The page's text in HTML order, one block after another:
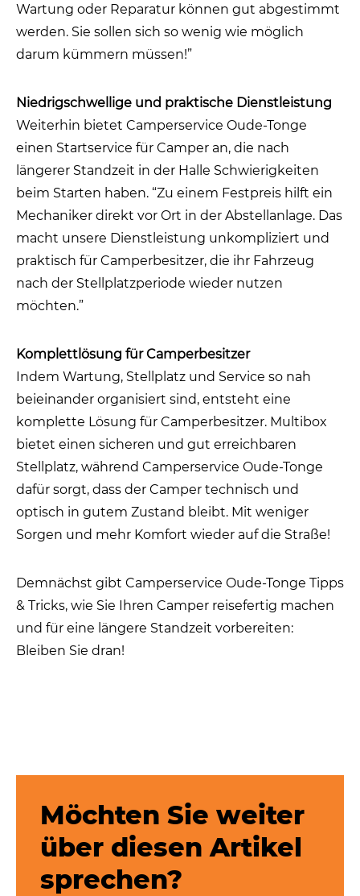
Wartung oder Reparatur können gut abgestimmt
werden. Sie sollen sich so wenig wie möglich
darum kümmern müssen!”
Niedrigschwellige und praktische Dienstleistung
Weiterhin bietet Camperservice Oude-Tonge
einen Startservice für Camper an, die nach
längerer Standzeit in der Halle Schwierigkeiten
beim Starten haben. “Zu einem Festpreis hilft ein
Mechaniker direkt vor Ort in der Abstellanlage. Das
macht unsere Dienstleistung unkompliziert und
praktisch für Camperbesitzer, die ihr Fahrzeug
nach der Stellplatzperiode wieder nutzen
möchten.”
Komplettlösung für Camperbesitzer
Indem Wartung, Stellplatz und Service so nah
beieinander organisiert sind, entsteht eine
komplette Lösung für Camperbesitzer. Multibox
bietet einen sicheren und gut erreichbaren
Stellplatz, während Camperservice Oude-Tonge
dafür sorgt, dass der Camper technisch und
optisch in gutem Zustand bleibt. Mit weniger
Sorgen und mehr Komfort wieder auf die Straße!
Demnächst gibt Camperservice Oude-Tonge Tipps
& Tricks, wie Sie Ihren Camper reisefertig machen
und für eine längere Standzeit vorbereiten:
Bleiben Sie dran!
Möchten Sie weiter
über diesen Artikel
sprechen?